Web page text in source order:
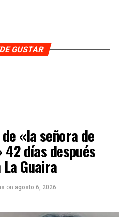
GUSTAR
«la señora de
42 días después
Guaira
on agosto 6, 2026